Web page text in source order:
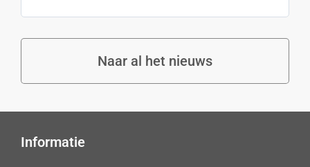
Naar al het nieuws
Informatie